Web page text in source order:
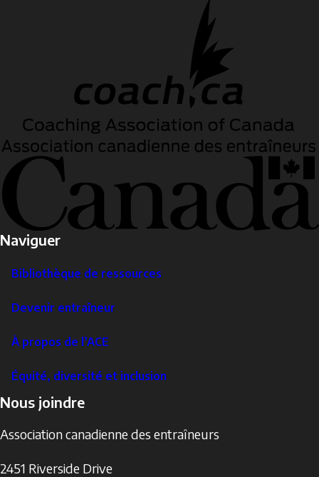
Naviguer
Bibliothèque de ressources
Devenir entraîneur
À propos de l’ACE
Équité, diversité et inclusion
Nous joindre
Association canadienne des entraîneurs
2451 Riverside Drive